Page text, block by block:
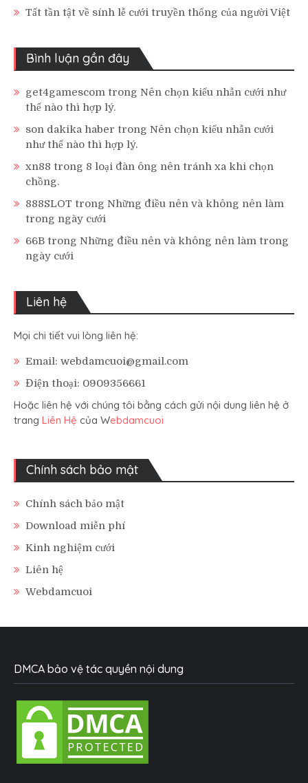
Tất tần tật về sính lễ cưới truyền thống của người Việt
Bình luận gần đây
get4gamescom trong Nên chọn kiểu nhẫn cưới như
thế nào thì hợp lý.
son dakika haber trong Nên chọn kiểu nhẫn cưới
như thế nào thì hợp lý.
xn88 trong 8 loại đàn ông nên tránh xa khi chọn
chồng.
888SLOT trong Những điều nên và không nên làm
trong ngày cưới
66B trong Những điều nên và không nên làm trong
ngày cưới
Liên hệ
Mọi chi tiết vui lòng liên hệ:
Email: webdamcuoi@gmail.com
Điện thoại: 0909356661
Hoặc liên hệ với chúng tôi bằng cách gửi nội dung liên hệ ở
trang Liên Hệ của Webdamcuoi
Chính sách bảo mật
Chính sách bảo mật
Download miễn phí
Kinh nghiệm cưới
Liên hệ
Webdamcuoi
DMCA bảo vệ tác quyền nội dung